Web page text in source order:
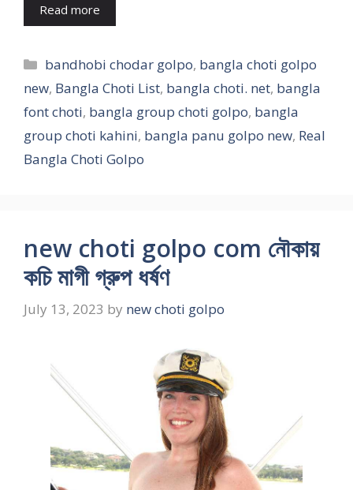
Read more
Categories
bandhobi chodar golpo, bangla choti golpo
new, Bangla Choti List, bangla choti. net, bangla
font choti, bangla group choti golpo, bangla
group choti kahini, bangla panu golpo new, Real
Bangla Choti Golpo
new choti golpo com নৌকায়
কচি মাগী গ্রুপ ধর্ষণ
July 13, 2023 by new choti golpo